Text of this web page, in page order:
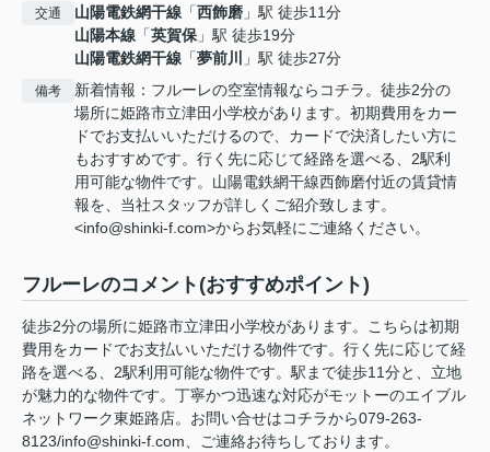
交通 山陽電鉄網干線 「西飾磨 」駅 徒歩11分
山陽本線 「英賀保」駅 徒歩19分
山陽電鉄網干線 「夢前川 」駅 徒歩27分
備考
新着情報：フルーレの空室情報ならコチラ。徒歩2分の
場所に姫路市立津田小学校があります。初期費用をカー
ドでお支払いいただけるので、カードで決済したい方に
もおすすめです。行く先に応じて経路を選べる、2駅利
用可能な物件です。山陽電鉄網干線西飾磨付近の賃貸情
報を、当社スタッフが詳しくご紹介致します。
<info@shinki-f.com>からお気軽にご連絡ください。
フルーレのコメント(おすすめポイント)
徒歩2分の場所に姫路市立津田小学校があります。こちらは初期
費用をカードでお支払いいただける物件です。行く先に応じて経
路を選べる、2駅利用可能な物件です。駅まで徒歩11分と、立地
が魅力的な物件です。丁寧かつ迅速な対応がモットーのエイブル
ネットワーク東姫路店。お問い合せはコチラから079-263-
8123/info@shinki-f.com、ご連絡お待ちしております。